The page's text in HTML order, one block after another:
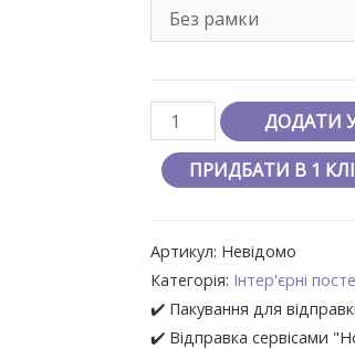
ДОДАТИ
ПРИДБАТИ В 1
Артикул: Невідомо
Категорія: Інтер'єрні
✔️ Пакування для
✔️ Відправка сервісами